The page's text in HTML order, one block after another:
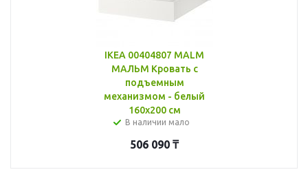
IKEA 00404807 MALM
МАЛЬМ Кровать с
подъемным
механизмом - белый
160x200 см
В наличии мало
506 090 ₸